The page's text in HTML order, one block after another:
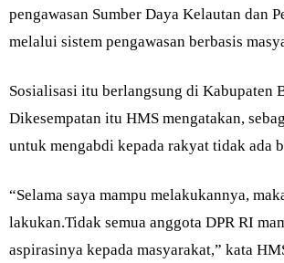
pengawasan Sumber Daya Kelautan dan
melalui sistem pengawasan berbasis
Sosialisasi itu berlangsung di Kabupaten
Dikesempatan itu HMS mengatakan,
untuk mengabdi kepada rakyat tidak ada
“Selama saya mampu melakukannya,
lakukan.Tidak semua anggota DPR RI
aspirasinya kepada masyarakat,” kata